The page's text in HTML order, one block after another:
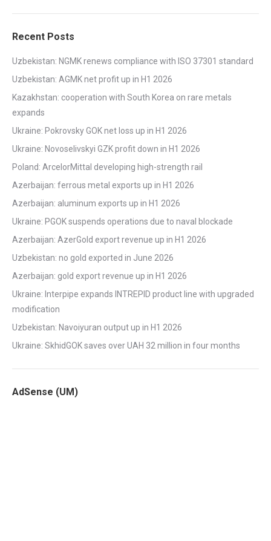
Recent Posts
Uzbekistan: NGMK renews compliance with ISO 37301 standard
Uzbekistan: AGMK net profit up in H1 2026
Kazakhstan: cooperation with South Korea on rare metals
expands
Ukraine: Pokrovsky GOK net loss up in H1 2026
Ukraine: Novoselivskyi GZK profit down in H1 2026
Poland: ArcelorMittal developing high-strength rail
Azerbaijan: ferrous metal exports up in H1 2026
Azerbaijan: aluminum exports up in H1 2026
Ukraine: PGOK suspends operations due to naval blockade
Azerbaijan: AzerGold export revenue up in H1 2026
Uzbekistan: no gold exported in June 2026
Azerbaijan: gold export revenue up in H1 2026
Ukraine: Interpipe expands INTREPID product line with upgraded
modification
Uzbekistan: Navoiyuran output up in H1 2026
Ukraine: SkhidGOK saves over UAH 32 million in four months
AdSense (UM)